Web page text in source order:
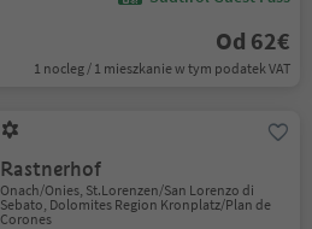
Od 62€
1 nocleg / 1 mieszkanie w tym podatek VAT
Rastnerhof
Onach/Onies, St.Lorenzen/San Lorenzo di
Sebato, Dolomites Region Kronplatz/Plan de
Corones